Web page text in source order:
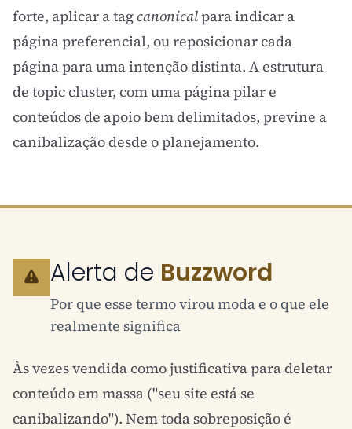
forte, aplicar a tagcanonicalpara indicar a
página preferencial, ou reposicionar cada
página para uma intenção distinta. A estrutura
de topic cluster, com uma página pilar e
conteúdos de apoio bem delimitados, previne a
canibalização desde o planejamento.
Alerta de Buzzword
Por que esse termo virou moda e o que ele
realmente significa
Às vezes vendida como justificativa para deletar
conteúdo em massa ("seu site está se
canibalizando"). Nem toda sobreposição é